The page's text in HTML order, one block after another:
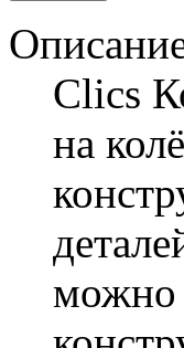
Clics
на
можно